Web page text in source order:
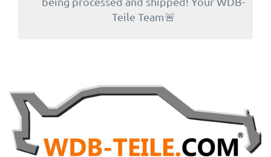
Teile Team🚨